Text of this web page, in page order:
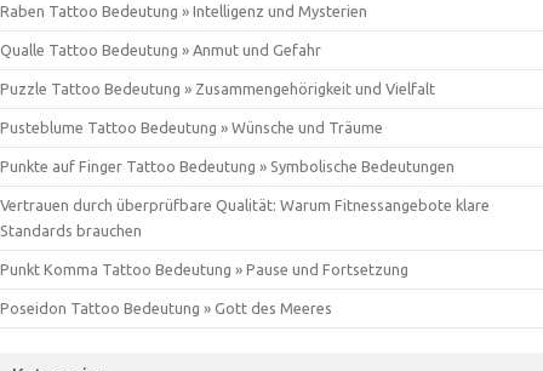
Raben Tattoo Bedeutung » Intelligenz und Mysterien
Qualle Tattoo Bedeutung » Anmut und Gefahr
Puzzle Tattoo Bedeutung » Zusammengehörigkeit und Vielfalt
Pusteblume Tattoo Bedeutung » Wünsche und Träume
Punkte auf Finger Tattoo Bedeutung » Symbolische Bedeutungen
Vertrauen durch überprüfbare Qualität: Warum Fitnessangebote klare
Standards brauchen
Punkt Komma Tattoo Bedeutung » Pause und Fortsetzung
Poseidon Tattoo Bedeutung » Gott des Meeres